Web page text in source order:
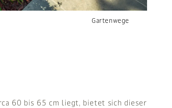
Gartenwege
60 bis 65 cm liegt, bietet sich dieser